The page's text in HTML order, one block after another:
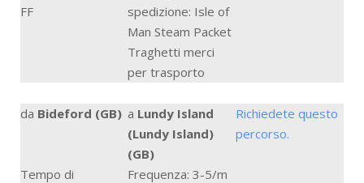
FF
spedizione: Isle of
Man Steam Packet
Traghetti merci
per trasporto
da Bideford (GB) a Lundy Island
(Lundy Island)
(GB)
Richiedete questo
percorso.
Tempo di
Frequenza: 3-5/m